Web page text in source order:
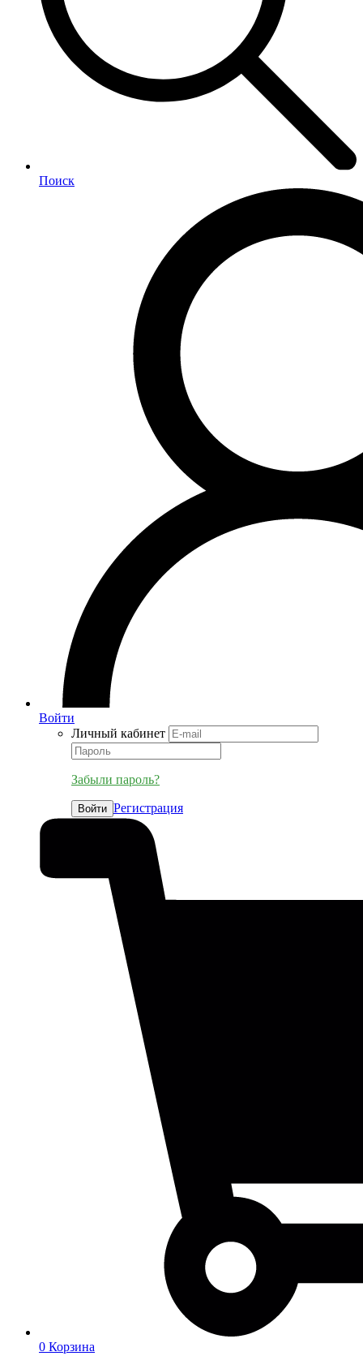
Поиск
Войти
Личный кабинет
Забыли пароль?
Войти Регистрация
0 Корзина